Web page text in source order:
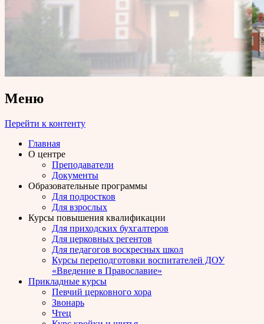
Меню
Перейти к контенту
Главная
О центре
Преподаватели
Документы
Образовательные программы
Для подростков
Для взрослых
Курсы повышения квалификации
Для приходских бухгалтеров
Для церковных регентов
Для педагогов воскресных школ
Курсы переподготовки воспитателей ДОУ
«Введение в Православие»
Прикладные курсы
Певчий церковного хора
Звонарь
Чтец